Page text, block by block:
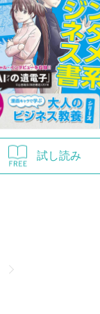
試し読み